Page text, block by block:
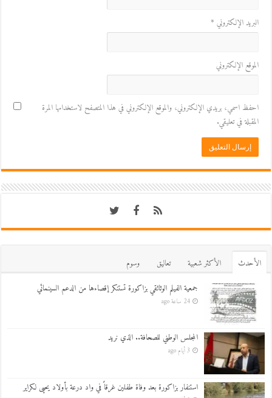
البريد الإلكتروني *
الموقع الإلكتروني
احفظ اسمي، بريدي الإلكتروني، والموقع الإلكتروني في هذا المتصفح لاستخدامها المرة
المقبلة في تعليقي.
اﻷحدث اﻷكثر شعبية تعاليق
وسوم
جمعية الفيلم الوثائقي بزاكورة تستنكر إقصاءها من الدعم السينمائي
24 ساعة ago
المجلس الوطني للصحافة.. الذي نريد
3 أيام ago
استنفار بزاكورة بعد وفاة طفلين غرقاً في واد درعة بأولاد يحيى لكراير